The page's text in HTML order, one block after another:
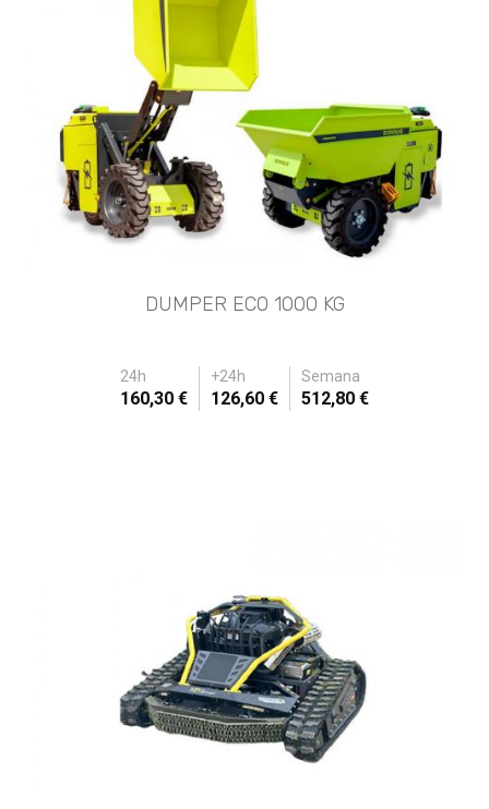
DUMPER ECO 1000 KG
24h +24h Semana
160,30 € 126,60 € 512,80 €